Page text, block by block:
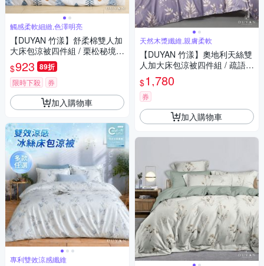
觸感柔軟細緻,色澤明亮
【DUYAN 竹漾】舒柔棉雙人加
大床包涼被四件組 / 栗松秘境
台灣製
$923 89折
限時下殺 券
加入購物車
專利雙效涼感纖維
天然木漿纖維,親膚柔軟
【DUYAN 竹漾】奧地利天絲雙
人加大床包涼被四件組 / 疏語岑
光 台灣製(夜)
$1,780
券
加入購物車